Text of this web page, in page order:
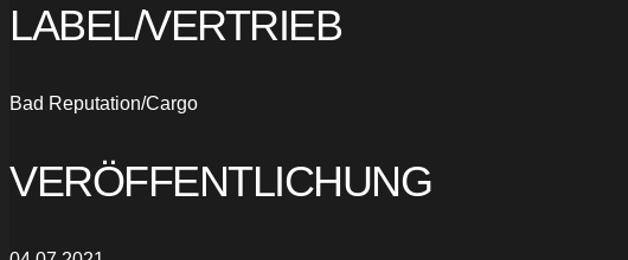
LABEL/VERTRIEB
Bad Reputation/Cargo
VERÖFFENTLICHUNG